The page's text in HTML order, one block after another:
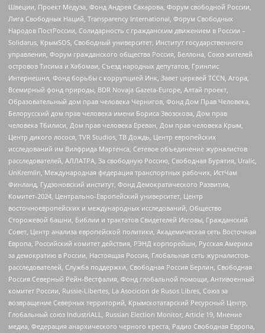
Швеции, Проект Медуза, Фонд Андрея Сахарова, Форум свободной России,
Лига Свободных Наций, Transparеncy International, Форум Свободных
Народов ПостРоссии, Солидарность с гражданским движением в России –
Solidarus, КрымSOS, Свободный университет, Институт государственного
управления, Форум гражданского общества Россия, Беллона, Союз жителей
островов Тисима и Хабомаи, Съезд народных депутатов, Гринпис
Интернешнл, Фонд борьбы с коррупцией Инк, Завет церквей TCCN, Агора,
Всемирный фонд природы, BDR Novaja Gazeta-Europe, Алтай проект,
Образовательный дом прав человека Чернигов, Фонд Дом Прав Человека,
Белорусский дом прав человека имени Бориса Звозскова, Дом прав
человека Тбилиси, Дом прав человека Ереван, Дом прав человека Крым,
Центр дикого лосося, TVR Studios, ТВ Дождь, Центр европейских
исследований им Вилфрида Мартенса, Сетевое объединение журналистов
расследователей, АЛЛАТРА, За свободную Россию, Свободная Бурятия, Uralic,
UnKremlin, Международная федерация транспортных рабочих, ИстЧам
Финланд, Гудзоновский институт, Фонд Демократического Развития,
Комитет-2024, Центрально-Европейский университет, Центр
восточноевропейских и международных исследований, Общество
Сторожевой башни, Библии и трактатов Свидетелей Иеговы, Гражданский
Совет, Центр анализа европейской политики, Академическая сеть Восточная
Европа, Российский комитет действия, РЭНД корпорейшн, Русская Америка
за демократию в России, Настоящая Россия, Глобальная сеть журналистов-
расследователей, Служба поддержки, Свободная Россия Берлин, Свободная
Россия Северный Рейн-Вестфалия, Фонд глобальной помощи, Антивоенный
комитет России, Russie-Libertes, La Asocicion de Rusos Libres, Союз за
возвращение Северных территорий, Крымскотатарский Ресурсный Центр,
Глобальный союз IndustriALL, Russian Election Monitor, Article 19, Мнение
медиа, Федерация анархического черного креста, Радио Свободная Европа,